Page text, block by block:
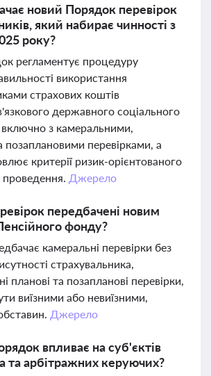
новий Порядок перевірок
який набирає чинності з
року?
регламентує процедуру
використання
страхових коштів
державного соціального
включно з камеральними,
позаплановими перевірками, а
критерії ризик-орієнтованого
проведення. Джерело
передбачені новим
фонду?
камеральні перевірки без
страхувальника,
планові та позапланові перевірки,
виїзними або невиїзними,
Джерело
впливає на суб'єктів
та арбітражних керуючих?